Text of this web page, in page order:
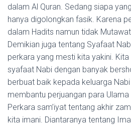
dalam Al Quran. Sedang siapa
hanya digolongkan fasik. Karena
dalam Hadits namun tidak
Demikian juga tentang Syafaat
perkara yang mesti kita yakini.
syafaat Nabi dengan banyak
berbuat baik kepada keluarga
membantu perjuangan para
Perkara sam’iyat tentang akhir
kita imani. Diantaranya tentang